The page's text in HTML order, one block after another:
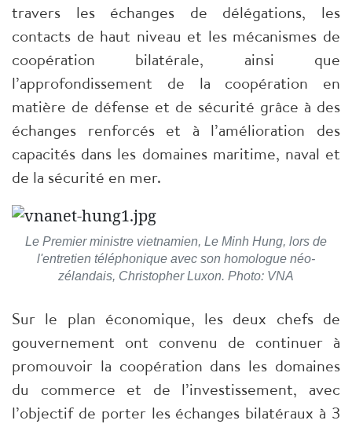
travers les échanges de délégations, les
contacts de haut niveau et les mécanismes de
coopération bilatérale, ainsi que
l’approfondissement de la coopération en
matière de défense et de sécurité grâce à des
échanges renforcés et à l’amélioration des
capacités dans les domaines maritime, naval et
de la sécurité en mer.
Le Premier ministre vietnamien, Le Minh Hung, lors de
l'entretien téléphonique avec son homologue néo-
zélandais, Christopher Luxon. Photo: VNA
Sur le plan économique, les deux chefs de
gouvernement ont convenu de continuer à
promouvoir la coopération dans les domaines
du commerce et de l’investissement, avec
l’objectif de porter les échanges bilatéraux à 3